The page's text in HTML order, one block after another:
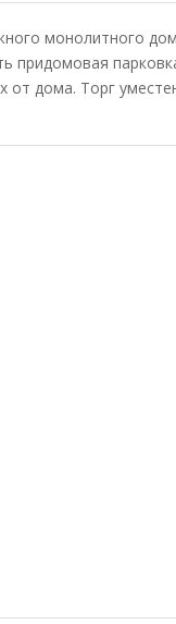
монолитного
придомовая
от дома. Торг